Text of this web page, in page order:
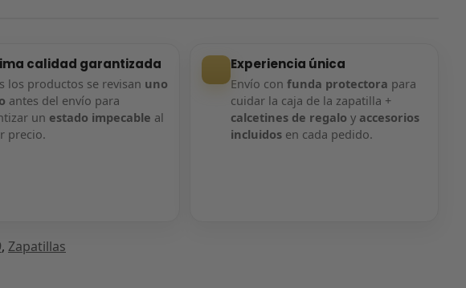
calidad garantizada
los productos se revisan uno
antes del envío para
un estado impecable al
precio.
Experiencia única
Envío confunda protectora para
cuidar la caja de la zapatilla +
calcetines de regalo y accesorios
incluidos en cada pedido.
, Zapatillas